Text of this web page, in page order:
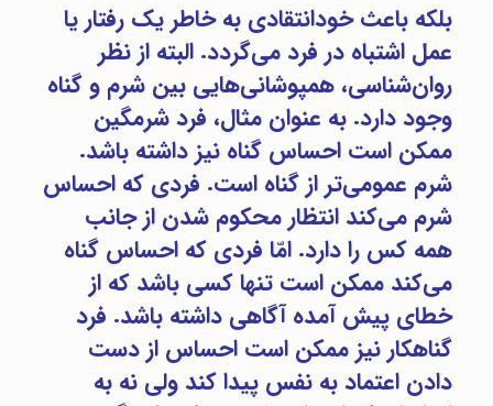
بلکه باعث خودانتقادی به خاطر یک رفتار یا
عمل اشتباه در فرد می‌گردد. البته از نظر
روان‌شناسی، همپوشانی‌هایی بین شرم و گناه
وجود دارد. به عنوان مثال، فرد شرمگین
ممکن است احساس گناه نیز داشته باشد.
شرم عمومی‌تر از گناه است. فردی که احساس
شرم می‌کند انتظار محکوم شدن از جانب
همه کس را دارد. امّا فردی که احساس گناه
می‌کند ممکن است تنها کسی باشد که از
خطای پیش آمده آگاهی داشته باشد. فرد
گناهکار نیز ممکن است احساس از دست
دادن اعتماد به نفس پیدا کند ولی نه به